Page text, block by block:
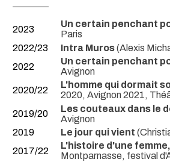
2023 Un certain penchant
Paris
2022/23
Intra Muros(Alexis
2022
Un certain penchant
Avignon
2020/22
L'homme qui dormait
2020, Avignon 2021,
2019/20
Les couteaux dans le
Avignon
2019
Le jour qui vient
2017/22
L'histoire d'une
Montparnasse, festival